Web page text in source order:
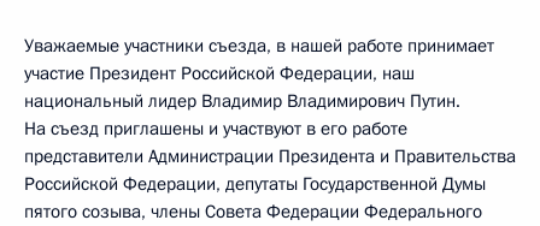
Уважаемые участники съезда, в нашей работе принимает
участие Президент Российской Федерации, наш
национальный лидер Владимир Владимирович Путин.
На съезд приглашены и участвуют в его работе
представители Администрации Президента и Правительства
Российской Федерации, депутаты Государственной Думы
пятого созыва, члены Совета Федерации Федерального